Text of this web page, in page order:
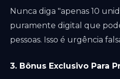
Nunca diga "apenas 10
puramente digital que
pessoas. Isso é urgência
3. Bônus Exclusivo Para